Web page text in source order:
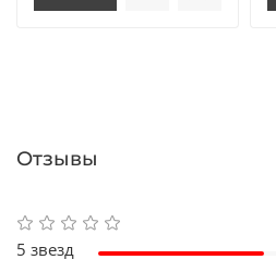
Отзывы
5 звезд